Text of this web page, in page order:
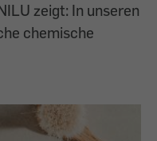
zeigt: In unseren
chemische